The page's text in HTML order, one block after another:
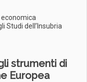
economica
Studi dell’Insubria
strumenti di
Europea